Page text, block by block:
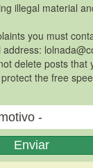
illegal material
you must
address:
delete posts that
the free